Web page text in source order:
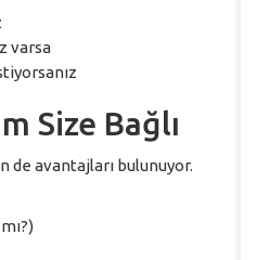
varsa
Size Bağlı
de avantajları bulunuyor.